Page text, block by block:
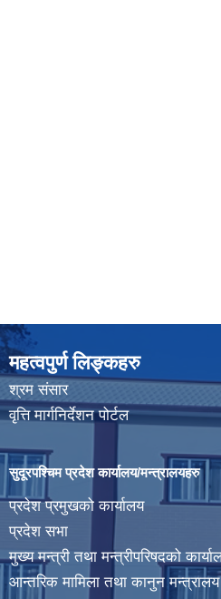
महत्वपुर्ण लिङ्कहरु
श्रम संसार
वृत्ति मार्गनिर्देशन पोर्टल
सुदूरपश्चिम प्रदेश कार्यालय/मन्त्रालयहरु
प्रदेश प्रमुखको कार्यालय
प्रदेश सभा
मुख्य मन्त्री तथा मन्त्रीपरिषदको
आन्तरिक मामिला तथा कानुन मन्त्रालय